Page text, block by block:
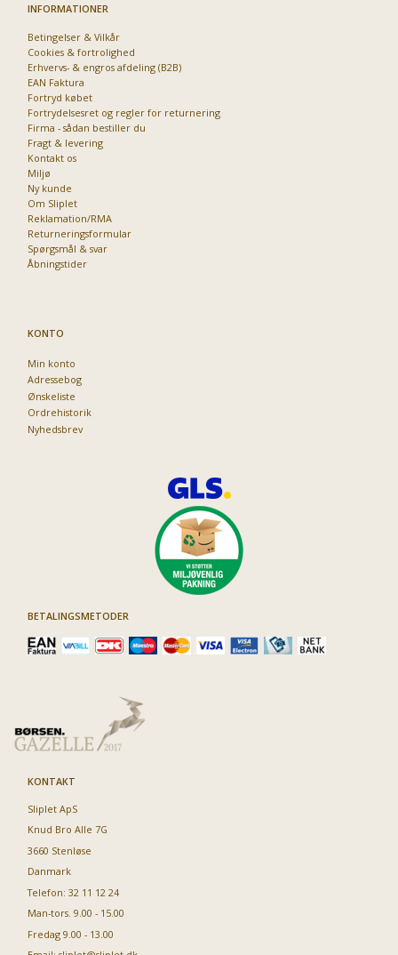
INFORMATIONER
Betingelser & Vilkår
Cookies & fortrolighed
Erhvervs- & engros afdeling (B2B)
EAN Faktura
Fortryd købet
Fortrydelsesret og regler for returnering
Firma - sådan bestiller du
Fragt & levering
Kontakt os
Miljø
Ny kunde
Om Sliplet
Reklamation/RMA
Returneringsformular
Spørgsmål & svar
Åbningstider
KONTO
Min konto
Adressebog
Ønskeliste
Ordrehistorik
Nyhedsbrev
BETALINGSMETODER
KONTAKT
Sliplet ApS
Knud Bro Alle 7G
3660 Stenløse
Danmark
Telefon: 32 11 12 24
Man-tors. 9.00 - 15.00
Fredag 9.00 - 13.00